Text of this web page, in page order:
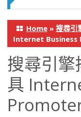
Home » 搜尋引
Internet Business
搜尋引
具